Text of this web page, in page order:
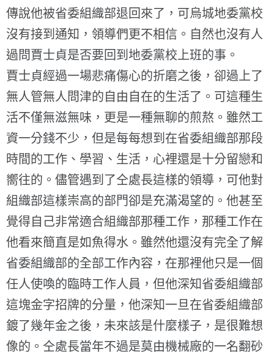
傳說他被省委組織部退回來了，可烏城地委黨校
沒有接到通知，領導們更不相信。自然也沒有人
過問賈士貞是否要回到地委黨校上班的事。
賈士貞經過一場悲痛傷心的折磨之後，卻過上了
無人管無人問津的自由自在的生活了。可這種生
活不僅無滋無味，更是一種無聊的煎熬。雖然工
資一分錢不少，但是每每想到在省委組織部那段
時間的工作、學習、生活，心裡還是十分留戀和
嚮往的。儘管遇到了仝處長這樣的領導，可他對
組織部這樣崇高的部門卻是充滿渴望的。他甚至
覺得自己非常適合組織部那種工作，那種工作在
他看來簡直是如魚得水。雖然他還沒有完全了解
省委組織部的全部工作內容，在那裡他只是一個
任人使喚的臨時工作人員，但他深知省委組織部
這塊金字招牌的分量，他深知一旦在省委組織部
鍍了幾年金之後，未來該是什麼樣子，是很難想
像的。仝處長當年不過是莫由機械廠的一名翻砂